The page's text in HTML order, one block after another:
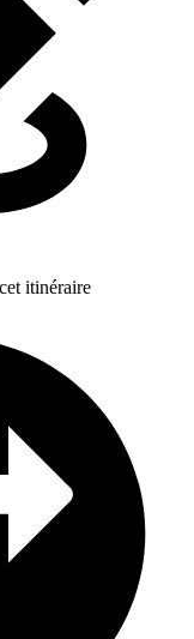
itinéraire